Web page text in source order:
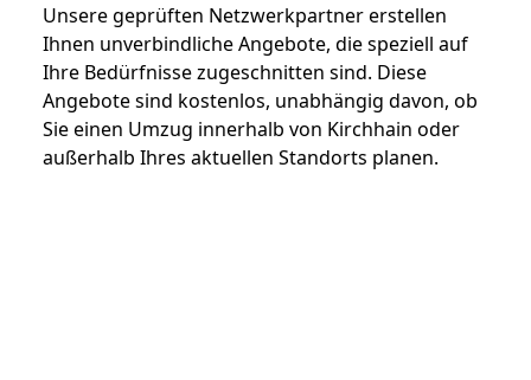
Unsere geprüften Netzwerkpartner erstellen
Ihnen unverbindliche Angebote, die speziell auf
Ihre Bedürfnisse zugeschnitten sind. Diese
Angebote sind kostenlos, unabhängig davon, ob
Sie einen Umzug innerhalb von Kirchhain oder
außerhalb Ihres aktuellen Standorts planen.